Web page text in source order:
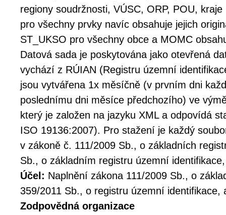
regiony soudržnosti, VÚSC, ORP, POU,
pro všechny prvky navíc obsahuje jejich
ST_UKSO pro všechny obce a MOMC
Datová sada je poskytována jako otevřená
vychází z RÚIAN (Registru územní
jsou vytvářena 1x měsíčně (v prvním dni
poslednímu dni měsíce předchozího) ve
který je založen na jazyku XML a odpovídá
ISO 19136:2007). Pro stažení je každý
v zákoně č. 111/2009 Sb., o základních
Sb., o základním registru územní
Účel: Naplnění zákona 111/2009 Sb., o
359/2011 Sb., o registru územní identifikace,
Zodpovědná organizace